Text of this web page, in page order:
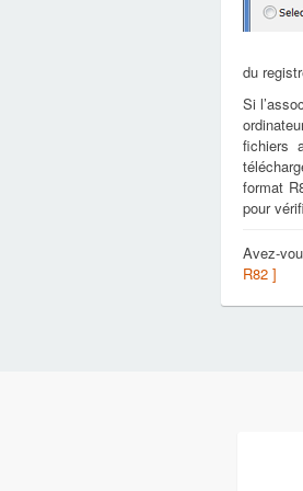
du
Si
fichiers
format
pour
Avez-
R82 ]